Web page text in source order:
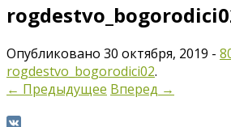
Опубликовано 30 октября, 2019 -
rogdestvo_bogorodici02.
← Предыдущее Вперед →